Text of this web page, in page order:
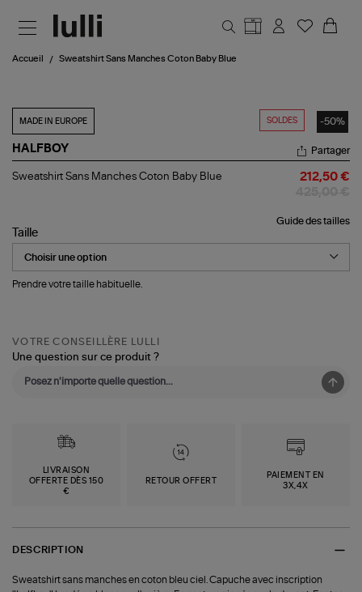
Accueil Sweatshirt Sans Manches Coton Baby Blue
SOLDES -50%
MADE IN EUROPE
HALFBOY
Sweatshirt
Baby
Blue
Partager
Sweatshirt Sans Manches Coton Baby Blue 212,50 €
Guide des tailles
Taille
Prendre votre taille habituelle.
VOTRE CONSEILLÈRE LULLI
Une question sur ce produit ?
LIVRAISON
OFFERTE DÈS 150
€
RETOUR OFFERT
PAIEMENT EN
3X,4X
DESCRIPTION
Sweatshirt sans manches en coton bleu ciel. Capuche avec inscription